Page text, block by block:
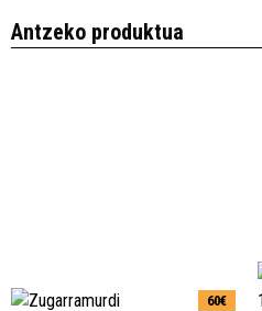
Antzeko produktua
60€